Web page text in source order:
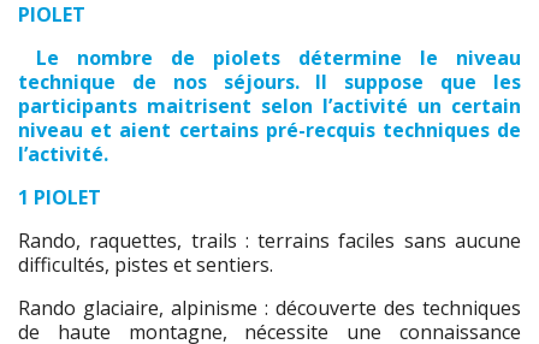
PIOLET
Le nombre de piolets détermine le niveau
technique de nos séjours. Il suppose que les
participants maitrisent selon l’activité un certain
niveau et aient certains pré-recquis techniques de
l’activité.
1 PIOLET
Rando, raquettes, trails : terrains faciles sans aucune
difficultés, pistes et sentiers.
Rando glaciaire, alpinisme : découverte des techniques
de haute montagne, nécessite une connaissance